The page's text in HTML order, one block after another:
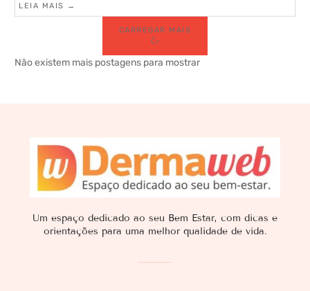
LEIA MAIS →
CARREGAR MAIS
Não existem mais postagens para mostrar
Um espaço dedicado ao seu Bem Estar, com dicas e
orientações para uma melhor qualidade de vida.